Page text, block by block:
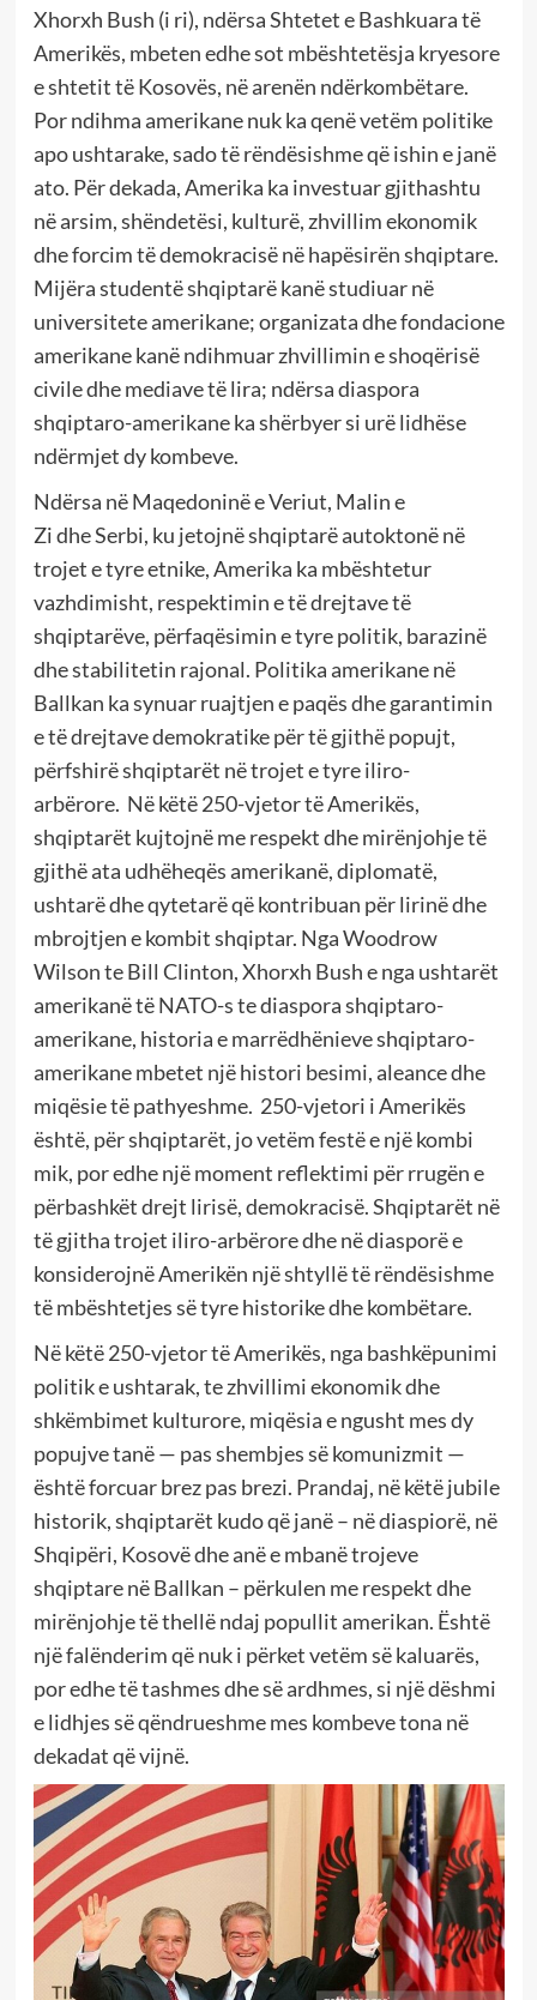
Xhorxh Bush (i ri), ndërsa Shtetet e Bashkuara të
Amerikës, mbeten edhe sot mbështetësja kryesore
e shtetit të Kosovës, në arenën ndërkombëtare.
Por ndihma amerikane nuk ka qenë vetëm politike
apo ushtarake, sado të rëndësishme që ishin e janë
ato. Për dekada, Amerika ka investuar gjithashtu
në arsim, shëndetësi, kulturë, zhvillim ekonomik
dhe forcim të demokracisë në hapësirën shqiptare.
Mijëra studentë shqiptarë kanë studiuar në
universitete amerikane; organizata dhe fondacione
amerikane kanë ndihmuar zhvillimin e shoqërisë
civile dhe mediave të lira; ndërsa diaspora
shqiptaro-amerikane ka shërbyer si urë lidhëse
ndërmjet dy kombeve.
Ndërsa në Maqedoninë e Veriut, Malin e
Zi dhe Serbi, ku jetojnë shqiptarë autoktonë në
trojet e tyre etnike, Amerika ka mbështetur
vazhdimisht, respektimin e të drejtave të
shqiptarëve, përfaqësimin e tyre politik, barazinë
dhe stabilitetin rajonal. Politika amerikane në
Ballkan ka synuar ruajtjen e paqës dhe garantimin
e të drejtave demokratike për të gjithë popujt,
përfshirë shqiptarët në trojet e tyre iliro-
arbërore. Në këtë 250-vjetor të Amerikës,
shqiptarët kujtojnë me respekt dhe mirënjohje të
gjithë ata udhëheqës amerikanë, diplomatë,
ushtarë dhe qytetarë që kontribuan për lirinë dhe
mbrojtjen e kombit shqiptar. Nga Woodrow
Wilson te Bill Clinton, Xhorxh Bush e nga ushtarët
amerikanë të NATO-s te diaspora shqiptaro-
amerikane, historia e marrëdhënieve shqiptaro-
amerikane mbetet një histori besimi, aleance dhe
miqësie të pathyeshme. 250-vjetori i Amerikës
është, për shqiptarët, jo vetëm festë e një kombi
mik, por edhe një moment reflektimi për rrugën e
përbashkët drejt lirisë, demokracisë. Shqiptarët në
të gjitha trojet iliro-arbërore dhe në diasporë e
konsiderojnë Amerikën një shtyllë të rëndësishme
të mbështetjes së tyre historike dhe kombëtare.
Në këtë 250-vjetor të Amerikës, nga bashkëpunimi
politik e ushtarak, te zhvillimi ekonomik dhe
shkëmbimet kulturore, miqësia e ngusht mes dy
popujve tanë — pas shembjes së komunizmit —
është forcuar brez pas brezi. Prandaj, në këtë jubile
historik, shqiptarët kudo që janë – në diaspiorë, në
Shqipëri, Kosovë dhe anë e mbanë trojeve
shqiptare në Ballkan – përkulen me respekt dhe
mirënjohje të thellë ndaj popullit amerikan. Është
një falënderim që nuk i përket vetëm së kaluarës,
por edhe të tashmes dhe së ardhmes, si një dëshmi
e lidhjes së qëndrueshme mes kombeve tona në
dekadat që vijnë.